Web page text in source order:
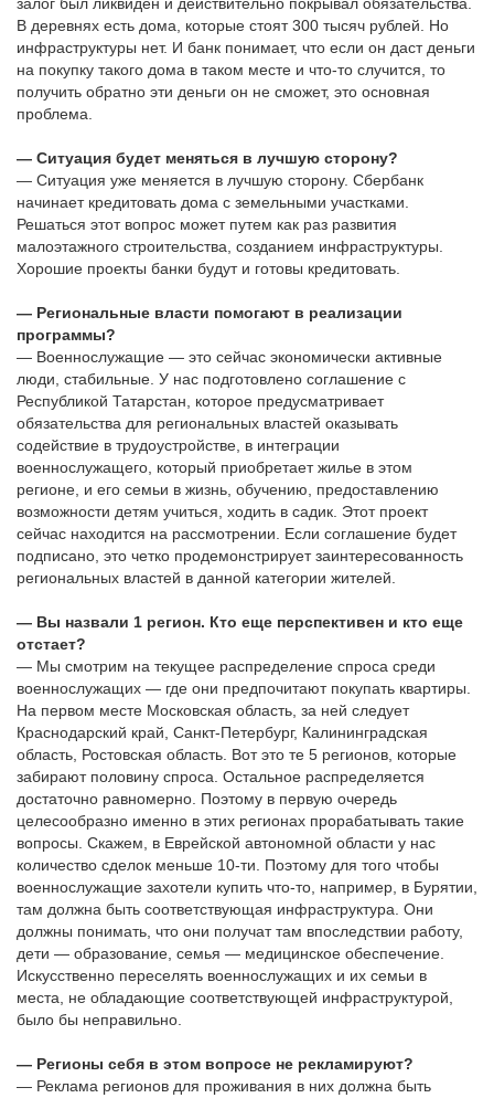
В деревнях есть дома, которые стоят 300 тысяч рублей. Но
инфраструктуры нет. И банк понимает, что если он даст деньги
на покупку такого дома в таком месте и что-то случится, то
получить обратно эти деньги он не сможет, это основная
проблема.
— Ситуация будет меняться в лучшую сторону?
— Ситуация уже меняется в лучшую сторону. Сбербанк
начинает кредитовать дома с земельными участками.
Решаться этот вопрос может путем как раз развития
малоэтажного строительства, созданием инфраструктуры.
Хорошие проекты банки будут и готовы кредитовать.
— Региональные власти помогают в реализации
программы?
— Военнослужащие — это сейчас экономически активные
люди, стабильные. У нас подготовлено соглашение с
Республикой Татарстан, которое предусматривает
обязательства для региональных властей оказывать
содействие в трудоустройстве, в интеграции
военнослужащего, который приобретает жилье в этом
регионе, и его семьи в жизнь, обучению, предоставлению
возможности детям учиться, ходить в садик. Этот проект
сейчас находится на рассмотрении. Если соглашение будет
подписано, это четко продемонстрирует заинтересованность
региональных властей в данной категории жителей.
— Вы назвали 1 регион. Кто еще перспективен и кто еще
отстает?
— Мы смотрим на текущее распределение спроса среди
военнослужащих — где они предпочитают покупать квартиры.
На первом месте Московская область, за ней следует
Краснодарский край, Санкт-Петербург, Калининградская
область, Ростовская область. Вот это те 5 регионов, которые
забирают половину спроса. Остальное распределяется
достаточно равномерно. Поэтому в первую очередь
целесообразно именно в этих регионах прорабатывать такие
вопросы. Скажем, в Еврейской автономной области у нас
количество сделок меньше 10-ти. Поэтому для того чтобы
военнослужащие захотели купить что-то, например, в Бурятии,
там должна быть соответствующая инфраструктура. Они
должны понимать, что они получат там впоследствии работу,
дети — образование, семья — медицинское обеспечение.
Искусственно переселять военнослужащих и их семьи в
места, не обладающие соответствующей инфраструктурой,
было бы неправильно.
— Регионы себя в этом вопросе не рекламируют?
— Реклама регионов для проживания в них должна быть